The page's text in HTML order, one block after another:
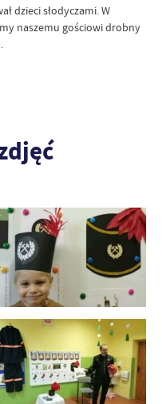
dzieci słodyczami. W
naszemu gościowi drobny